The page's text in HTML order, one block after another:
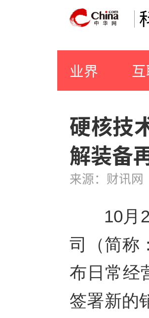
业界
硬核技
解装备
来源：财讯网
10月
司（简称
布日常经
签署新的